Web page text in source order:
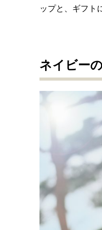
ップと、ギフト
ネイビー